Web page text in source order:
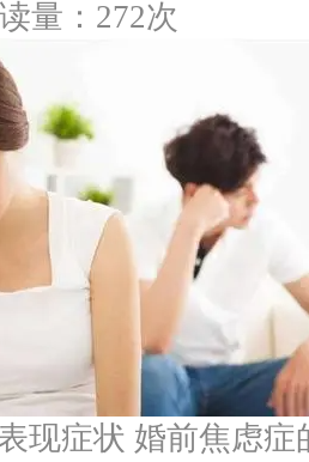
量：272次
现症状 婚前焦虑症